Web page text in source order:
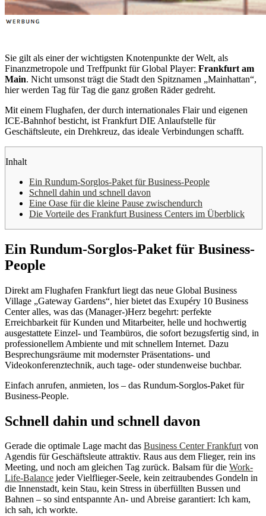
Sie gilt als einer der wichtigsten Knotenpunkte der Welt, als
Finanzmetropole und Treffpunkt für Global Player: Frankfurt am
Main. Nicht umsonst trägt die Stadt den Spitznamen „Mainhattan“,
hier werden Tag für Tag die ganz großen Räder gedreht.
Mit einem Flughafen, der durch internationales Flair und eigenen
ICE-Bahnhof besticht, ist Frankfurt DIE Anlaufstelle für
Geschäftsleute, ein Drehkreuz, das ideale Verbindungen schafft.
Inhalt
Ein Rundum-Sorglos-Paket für Business-People
Schnell dahin und schnell davon
Eine Oase für die kleine Pause zwischendurch
Die Vorteile des Frankfurt Business Centers im Überblick
Ein Rundum-Sorglos-Paket für Business-
People
Direkt am Flughafen Frankfurt liegt das neue Global Business
Village „Gateway Gardens“, hier bietet das Exupéry 10 Business
Center alles, was das (Manager-)Herz begehrt: perfekte
Erreichbarkeit für Kunden und Mitarbeiter, helle und hochwertig
ausgestattete Einzel- und Teambüros, die sofort bezugsfertig sind, in
professionellem Ambiente und mit schnellem Internet. Dazu
Besprechungsräume mit modernster Präsentations- und
Videokonferenztechnik, auch tage- oder stundenweise buchbar.
Einfach anrufen, anmieten, los – das Rundum-Sorglos-Paket für
Business-People.
Schnell dahin und schnell davon
Gerade die optimale Lage macht das Business Center Frankfurtvon
Agendis für Geschäftsleute attraktiv. Raus aus dem Flieger, rein ins
Meeting, und noch am gleichen Tag zurück. Balsam für die Work-
Life-Balance jeder Vielflieger-Seele, kein zeitraubendes Gondeln in
die Innenstadt, kein Stau, kein Stress in überfüllten Bussen und
Bahnen – so sind entspannte An- und Abreise garantiert: Ich kam,
ich sah, ich workte.